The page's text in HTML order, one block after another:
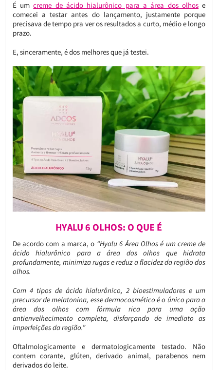
É umcreme de ácido hialurônico para a área dos olhos e
comecei a testar antes do lançamento, justamente porque
precisava de tempo pra ver os resultados a curto, médio e longo
prazo.
E, sinceramente, é dos melhores que já testei.
HYALU 6 OLHOS: O QUE É
De acordo com a marca, o “Hyalu 6 Área Olhos é um creme de
ácido hialurônico para a área dos olhos que hidrata
profundamente, minimiza rugas e reduz a flacidez da região dos
olhos.
Com 4 tipos de ácido hialurônico, 2 bioestimuladores e um
precursor de melatonina, esse dermocosmético é o único para a
área dos olhos com fórmula rica para uma ação
antienvelhecimento completa, disfarçando de imediato as
imperfeições da região.”
Oftalmologicamente e dermatologicamente testado. Não
contem corante, glúten, derivado animal, parabenos nem
derivados do leite.